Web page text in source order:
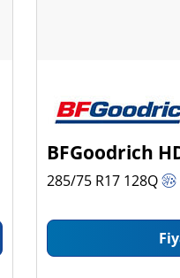
BFGoodrich
285/75 R17 128Q